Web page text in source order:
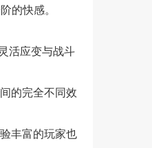
的快感。
活应变与战斗
的完全不同效
丰富的玩家也